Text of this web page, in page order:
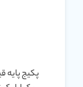
پکیج پایه